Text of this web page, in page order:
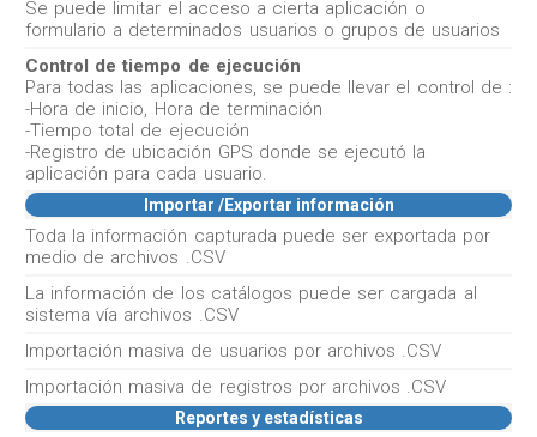
Se puede limitar el acceso a cierta aplicación o
formulario a determinados usuarios o grupos de usuarios
Control de tiempo de ejecución
Para todas las aplicaciones, se puede llevar el control de :
-Hora de inicio, Hora de terminación
-Tiempo total de ejecución
-Registro de ubicación GPS donde se ejecutó la
aplicación para cada usuario.
Importar /Exportar información
Toda la información capturada puede ser exportada por
medio de archivos .CSV
La información de los catálogos puede ser cargada al
sistema vía archivos .CSV
Importación masiva de usuarios por archivos .CSV
Importación masiva de registros por archivos .CSV
Reportes y estadísticas